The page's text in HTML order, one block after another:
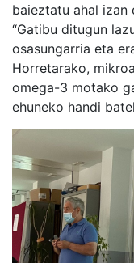
baieztatu ahal
“Gatibu ditugun
osasungarria eta
Horretarako,
omega-3 motako
ehuneko handi